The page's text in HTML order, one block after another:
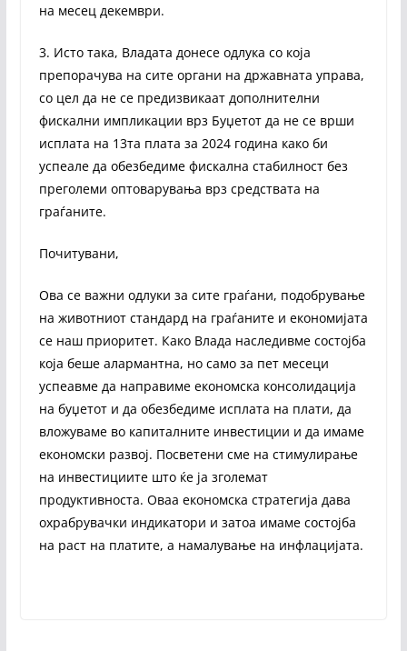
на месец декември.
3. Исто така, Владата донесе одлука со која
препорачува на сите органи на државната управа,
со цел да не се предизвикаат дополнителни
фискални импликации врз Буџетот да не се врши
исплата на 13та плата за 2024 година како би
успеале да обезбедиме фискална стабилност без
преголеми оптоварувања врз средствата на
граѓаните.
Почитувани,
Ова се важни одлуки за сите граѓани, подобрување
на животниот стандард на граѓаните и економијата
се наш приоритет. Како Влада наследивме состојба
која беше алармантна, но само за пет месеци
успеавме да направиме економска консолидација
на буџетот и да обезбедиме исплата на плати, да
вложуваме во капиталните инвестиции и да имаме
економски развој. Посветени сме на стимулирање
на инвестициите што ќе ја зголемат
продуктивноста. Оваа економска стратегија дава
охрабрувачки индикатори и затоа имаме состојба
на раст на платите, а намалување на инфлацијата.